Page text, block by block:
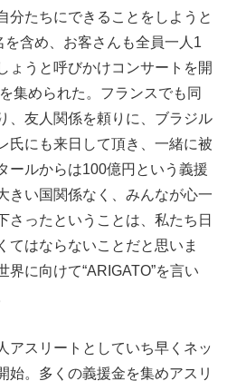
分たちにできることをしようと
含め、お客さんも全員一人1
ょうと呼びかけコンサートを開
集められた。フランスでも同
、友人関係を頼りに、ブラジル
氏にも来日して頂き、一緒に被
ールからは100億円という義援
きい国関係なく、みんなが心一
さったということは、私たち日
てはならないことだと思いま
に向けて“ARIGATO”を言い
スリートとしていち早くネッ
始。多くの義援金を集めアスリ